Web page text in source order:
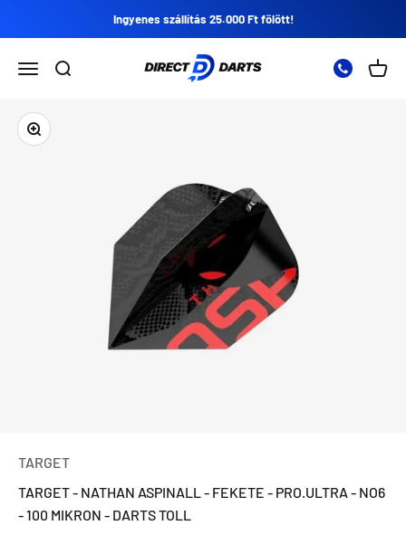
Ingyenes szállítás 25.000 Ft fölött!
Nyissa meg a navigációs menüt
Nyissa meg a keresést
Direct Darts
Zoomolás
TARGET
TARGET - NATHAN ASPINALL - FEKETE - PRO.ULTRA - NO6
- 100 MIKRON - DARTS TOLL